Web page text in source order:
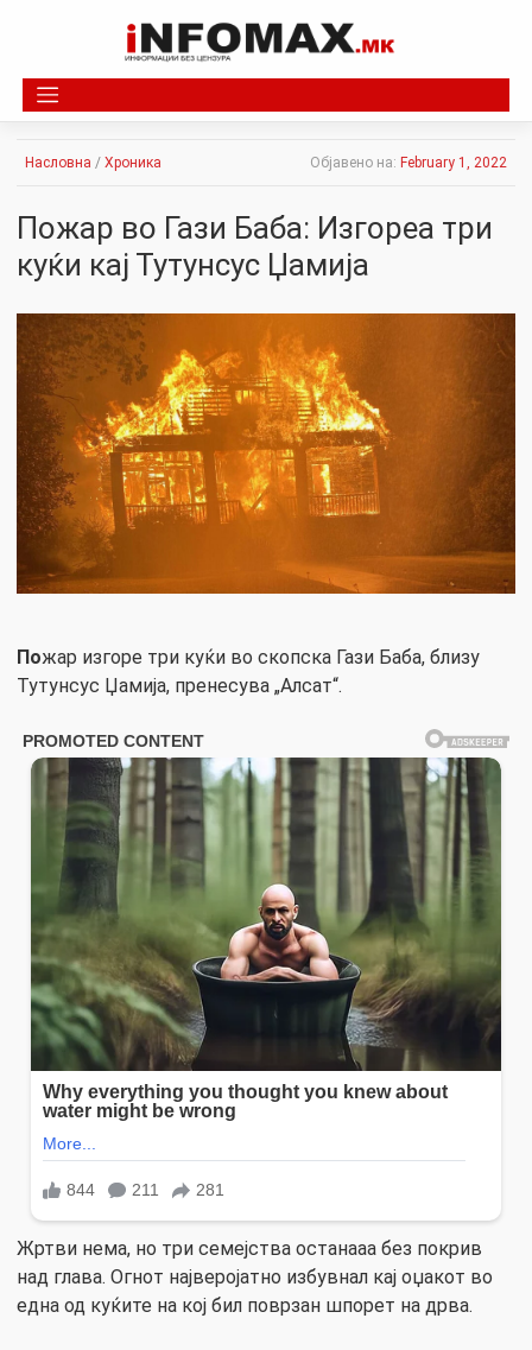
Насловна / Хроника Објавено на: February 1, 2022
Пожаp во Гази Баба: Изгоpeа три
куќи кај Тутунсус Џамија
Пожар изгоре три куќи во скопска Гази Баба, близу
Тутунсус Џамија, пренесува „Алсат“.
Жртви нема, но три семејства останааа без покрив
над глава. Огнот најверојатно избувнал кај оџакот во
една од куќите на кој бил поврзан шпорет на дрва.